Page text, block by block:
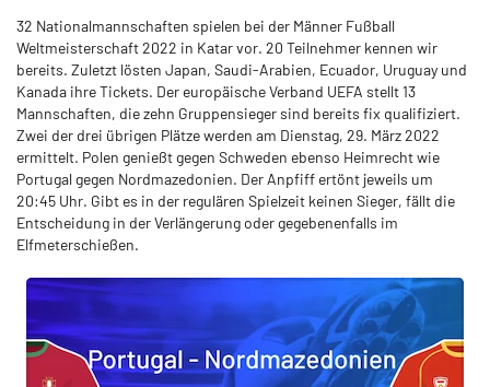
32 Nationalmannschaften spielen bei der Männer Fußball
Weltmeisterschaft 2022 in Katar vor. 20 Teilnehmer kennen wir
bereits. Zuletzt lösten Japan, Saudi-Arabien, Ecuador, Uruguay und
Kanada ihre Tickets. Der europäische Verband UEFA stellt 13
Mannschaften, die zehn Gruppensieger sind bereits fix qualifiziert.
Zwei der drei übrigen Plätze werden am Dienstag, 29. März 2022
ermittelt. Polen genießt gegen Schweden ebenso Heimrecht wie
Portugal gegen Nordmazedonien. Der Anpfiff ertönt jeweils um
20:45 Uhr. Gibt es in der regulären Spielzeit keinen Sieger, fällt die
Entscheidung in der Verlängerung oder gegebenenfalls im
Elfmeterschießen.